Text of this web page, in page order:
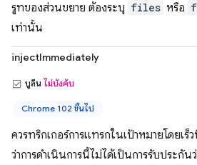
รูทของส่วนขยาย ต้องระบุ files หรือ
เท่านั้น
injectImmediately
บูลีน ไม่บังคับ
Chrome 102 ขึ้นไป
ควรทริกเกอร์การแทรกในเป้าหมายโดยเ
ว่าการดำเนินการนี้ไม่ได้เป็นการรับประกั